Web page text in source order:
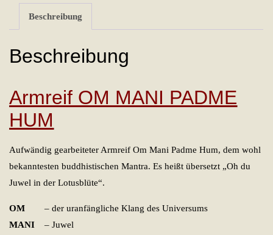
Beschreibung
Beschreibung
Armreif OM MANI PADME
HUM
Aufwändig gearbeiteter Armreif Om Mani Padme Hum, dem wohl
bekanntesten buddhistischen Mantra. Es heißt übersetzt „Oh du
Juwel in der Lotusblüte“.
OM– der uranfängliche Klang des Universums
MANI – Juwel